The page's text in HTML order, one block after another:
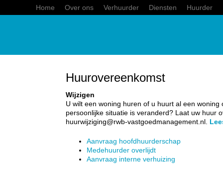
Home Over ons Verhuurder Diensten Huurder
Huurovereenkomst
Wijzigen
U wilt een woning huren of u huurt al een
persoonlijke situatie is veranderd? Laat uw huur
huurwijziging@rwb-vastgoedmanagement.nl.
Aanvraag hoofdhuurderschap
Medehuurder overlijdt
Aanvraag interne verhuizing